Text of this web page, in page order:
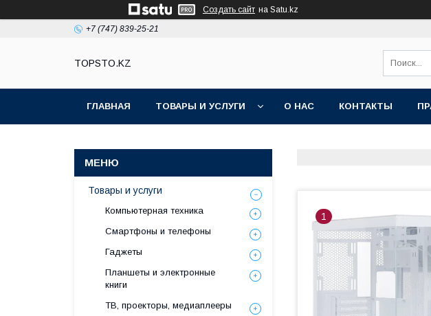
Создать сайт на Satu.kz
+7 (747) 839-25-21
TOPSTO.KZ
ГЛАВНАЯ ТОВАРЫ И УСЛУГИ О НАС КОНТАКТЫ
1
Товары и услуги
Компьютерная техника
Смартфоны и телефоны
Гаджеты
Планшеты и электронные
книги
ТВ, проекторы, медиаплееры